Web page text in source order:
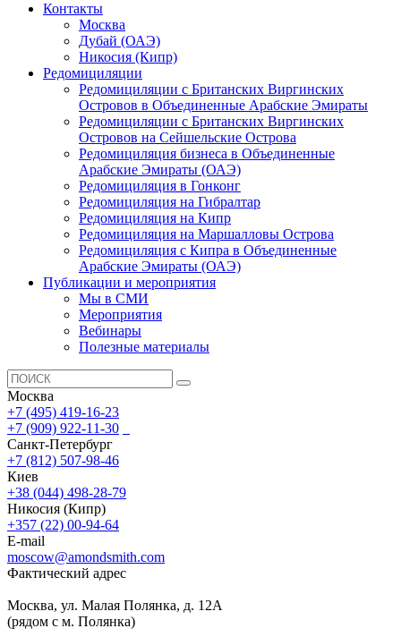
Контакты
Москва
Дубай (ОАЭ)
Никосия (Кипр)
Редомициляции
Редомициляции с Британских Виргинских
Островов в Объединенные Арабские Эмираты
Редомициляции с Британских Виргинских
Островов на Сейшельские Острова
Редомициляция бизнеса в Объединенные
Арабские Эмираты (ОАЭ)
Редомициляция в Гонконг
Редомициляция на Гибралтар
Редомициляция на Кипр
Редомициляция на Маршалловы Острова
Редомициляция с Кипра в Объединенные
Арабские Эмираты (ОАЭ)
Публикации и мероприятия
Мы в СМИ
Мероприятия
Вебинары
Полезные материалы
Москва
+7 (495) 419-16-23
+7 (909) 922-11-30
Санкт-Петербург
+7 (812) 507-98-46
Киев
+38 (044) 498-28-79
Никосия (Кипр)
+357 (22) 00-94-64
E-mail
moscow@amondsmith.com
Фактический адрес
Москва, ул. Малая Полянка, д. 12А
(рядом с м. Полянка)